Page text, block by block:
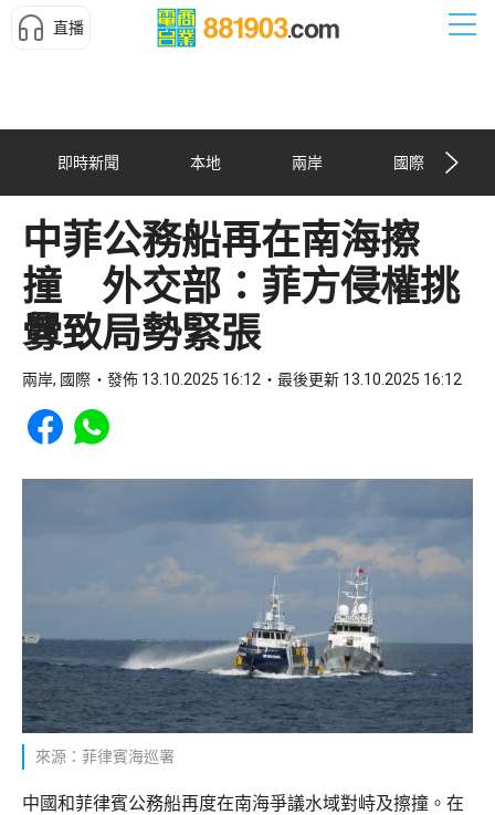
直播
即時新聞 本地 兩岸 國際
中菲公務船再在南海擦
撞 外交部：菲方侵權挑
釁致局勢緊張
兩岸, 國際 發佈 13.10.2025 16:12 最後更新 13.10.2025 16:12
Share to Facebook
Share to WhatsApp
來源：菲律賓海巡署
中國和菲律賓公務船再度在南海爭議水域對峙及擦撞。在